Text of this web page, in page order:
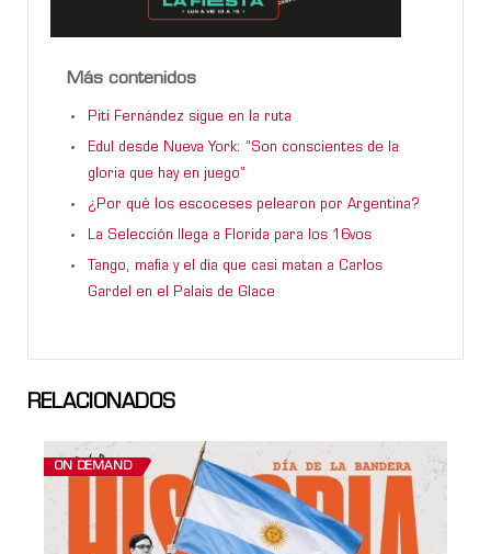
Más contenidos
Piti Fernández sigue en la ruta
Edul desde Nueva York: “Son conscientes de la
gloria que hay en juego”
¿Por qué los escoceses pelearon por Argentina?
La Selección llega a Florida para los 16vos
Tango, mafia y el día que casi matan a Carlos
Gardel en el Palais de Glace
RELACIONADOS
ON DEMAND